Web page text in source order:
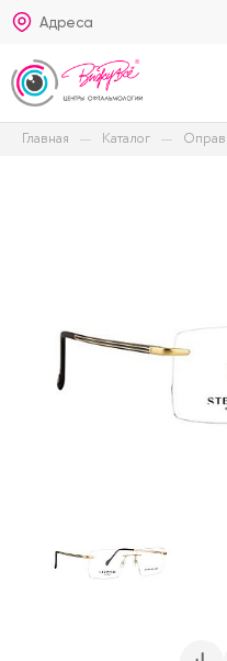
Адреса
Главная Каталог